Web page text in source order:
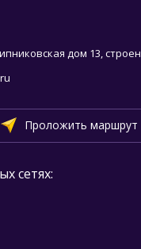
дом 13,
Проложить маршрут
сетях: